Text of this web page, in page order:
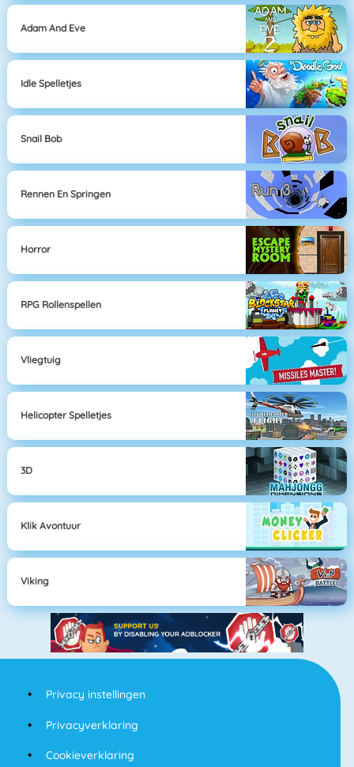
Adam And Eve
Idle Spelletjes
Snail Bob
Rennen En Springen
Horror
RPG Rollenspellen
Vliegtuig
Helicopter Spelletjes
3D
Klik Avontuur
Viking
Privacy instellingen
Privacyverklaring
Cookieverklaring